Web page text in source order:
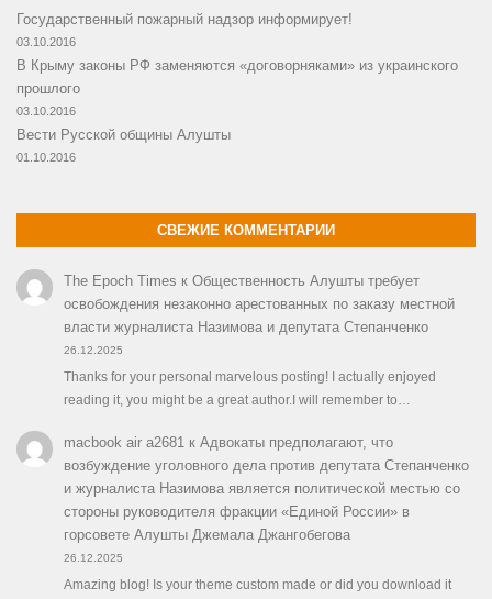
Государственный пожарный надзор информирует!
03.10.2016
В Крыму законы РФ заменяются «договорняками» из украинского
прошлого
03.10.2016
Вести Русской общины Алушты
01.10.2016
СВЕЖИЕ КОММЕНТАРИИ
The Epoch Times к Общественность Алушты требует
освобождения незаконно арестованных по заказу местной
власти журналиста Назимова и депутата Степанченко
26.12.2025
Thanks for your personal marvelous posting! I actually enjoyed
reading it, you might be a great author.I will remember to…
macbook air a2681 к Адвокаты предполагают, что
возбуждение уголовного дела против депутата Степанченко
и журналиста Назимова является политической местью со
стороны руководителя фракции «Единой России» в
горсовете Алушты Джемала Джангобегова
26.12.2025
Amazing blog! Is your theme custom made or did you download it